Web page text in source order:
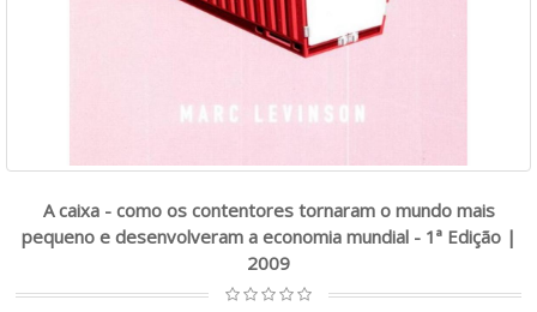
A caixa - como os contentores tornaram o mundo mais
pequeno e desenvolveram a economia mundial - 1ª Edição |
2009